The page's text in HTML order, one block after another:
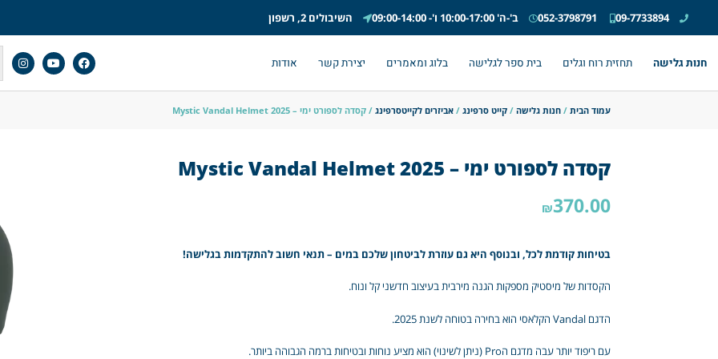
09-7733894
052-3798791 ב'-ה' 10:00-17:00 ו'- 09:00-14:00 השיבולים 2, רשפון
חנות גלישה תחזית רוח וגלים בית ספר לגלישה בלוג ומאמרים יצירת קשר אודות
עמוד הבית /חנות גלישה /קייט סרפינג /אביזרים לקייטסרפינג / קסדה לספורט ימי – 2025 Mystic Vandal Helmet
קסדה לספורט ימי – 2025 Mystic Vandal Helmet
₪370.00
בטיחות קודמת לכל, ובנוסף היא גם עוזרת לביטחון שלכם במים – תנאי חשוב להתקדמות בגלישה!
הקסדות של מיסטיק מספקות הגנה מירבית בעיצוב חדשני קל ונוח.
הדגם Vandal הקלאסי הוא בחירה בטוחה לשנת 2025.
עם ריפוד יותר עבה מדגם הPro (ניתן לשינוי) הוא מציע נוחות ובטיחות ברמה הגבוהה ביותר.